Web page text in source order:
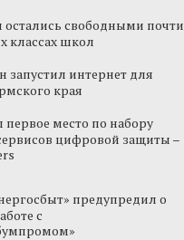
БПЛА в воздухе.
автомобилями
к проекту большого
ресторан «Желтая
свободными почти
классах школ
запустил интернет для
края
первое место по набору
цифровой защиты –
предупредил о
с